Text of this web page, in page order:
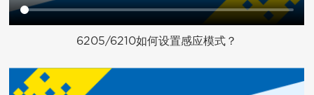
6205/6210如何设置感应模式？